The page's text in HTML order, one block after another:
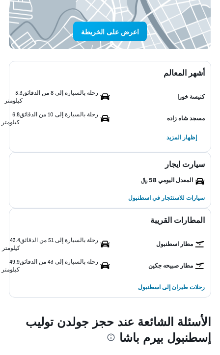
اعرض على الخريطة
أشهر المعالم
كنيسة خورا
رحلة بالسيارة إلى 8 من الدقائق
3.3
كيلومتر
مسجد شاه زاده
رحلة بالسيارة إلى 10 من الدقائق
6.8
كيلومتر
إظهار المزيد
سيارت ايجار
المعدل اليومي 58 ﷼
سيارات للاستئجار في اسطنبول
المطارات القريبة
مطار اسطنبول
رحلة بالسيارة إلى 51 من الدقائق
43.4
كيلومتر
مطار صبيحه جكين
رحلة بالسيارة إلى 43 من الدقائق
49.9
كيلومتر
رحلات طيران إلى اسطنبول
الأسئلة الشائعة عند حجز جولدن توليب
إسطنبول بيرم باشا